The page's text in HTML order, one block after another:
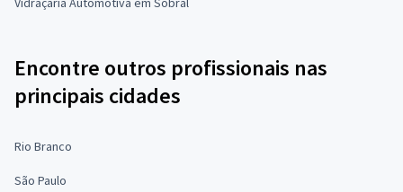
Encontre outros profissionais nas
principais cidades
Rio Branco
São Paulo